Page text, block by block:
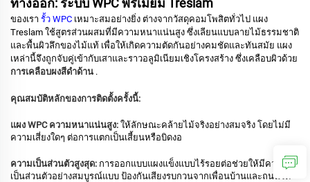
ของเรา รั้ว WPC เหมาะสมอย่างยิ่ง ต่างจากวัสดุคอมโพสิตทั่วไป แผง
Treslam ใช้สูตรส่วนผสมที่มีความหนาแน่นสูง ซึ่งเลียนแบบลายไม้ธรรมชาติ
และพื้นผิวลึกของไม้แท้ เพื่อให้เกิดความตัดกันอย่างคมชัดและทันสมัย แผง
เหล่านี้จึงถูกจับคู่เข้ากับเสาและราวอลูมิเนียมเชิงโครงสร้าง ซึ่งเคลือบผิวด้วย
การเคลือบผงสีดำด้าน .
คุณสมบัติหลักของการติดตั้งครั้งนี้:
แผง WPC ความหนาแน่นสูง: ให้ลักษณะคล้ายไม้จริงอย่างสมจริง โดยไม่มี
ความเสี่ยงใดๆ ต่อการแตกเป็นเสี้ยนหรือบิดงอ
ความเป็นส่วนตัวสูงสุด: การออกแบบแผงแข็งแบบไร้รอยต่อช่วยให้มีความ
เป็นส่วนตัวอย่างสมบูรณ์แบบ ป้องกันเสียงรบกวนจากเพื่อนบ้านและถนนได้